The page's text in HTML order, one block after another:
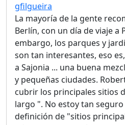
gfilgueira
La mayoría de la gente
Berlín, con un día de viaje a
embargo, los parques y
son tan interesantes, eso
a Sajonia ... una buena
y pequeñas ciudades.
cubrir los principales sitios
largo ". No estoy tan
definición de "sitios